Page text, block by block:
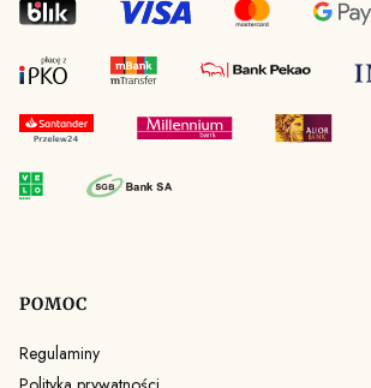
Linki w stopce
POMOC
Regulaminy